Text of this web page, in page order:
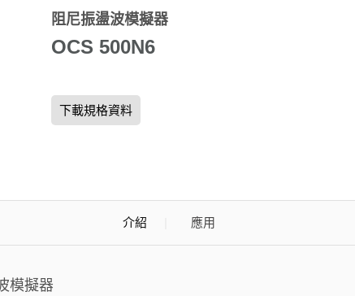
阻尼振盪波模擬器
OCS 500N6
下載規格資料
介紹 應用
模擬器